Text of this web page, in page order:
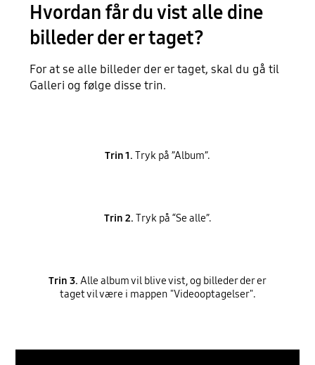
Hvordan får du vist alle dine
billeder der er taget?
For at se alle billeder der er taget, skal du gå til
Galleri og følge disse trin.
Trin 1. Tryk på ”Album”.
Trin 2. Tryk på “Se alle”.
Trin 3. Alle album vil blive vist, og billeder der er
taget vil være i mappen "Videooptagelser".